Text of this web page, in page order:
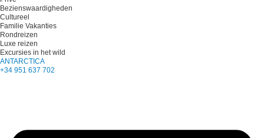
Bezienswaardigheden
Cultureel
Familie Vakanties
Rondreizen
Luxe reizen
Excursies in het wild
ANTARCTICA
+34 951 637 702